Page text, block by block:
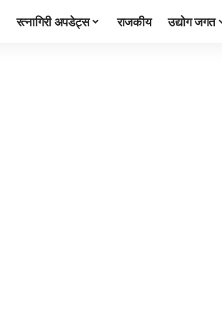
रत्नागिरी अपडेट्स राजकीय उद्योग जगत